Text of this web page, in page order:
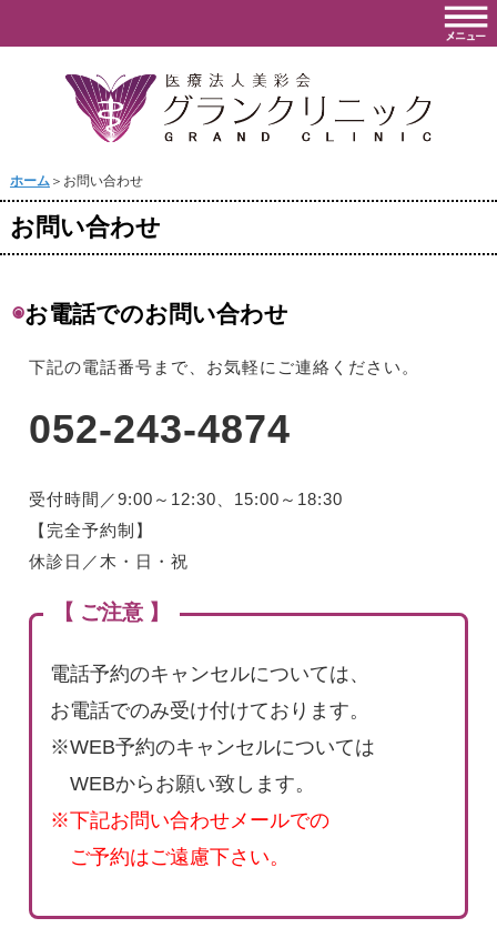
ホーム＞お問い合わせ
お問い合わせ
◉お電話でのお問い合わせ
下記の電話番号まで、お気軽にご連絡ください。
052-243-4874
受付時間／9:00～12:30、15:00～18:30
【完全予約制】
休診日／木・日・祝
【 ご注意 】
電話予約のキャンセルについては、
お電話でのみ受け付けております。
※WEB予約のキャンセルについては
WEBからお願い致します。
※下記お問い合わせメールでの
ご予約はご遠慮下さい。